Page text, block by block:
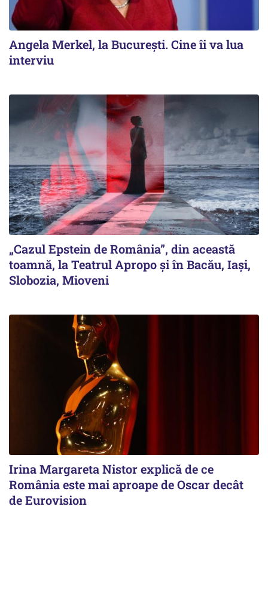
Angela Merkel, la București. Cine îi va lua
interviu
„Cazul Epstein de România”, din această
toamnă, la Teatrul Apropo și în Bacău, Iași,
Slobozia, Mioveni
Irina Margareta Nistor explică de ce
România este mai aproape de Oscar decât
de Eurovision